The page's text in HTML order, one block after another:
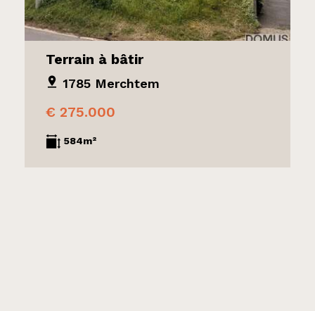
Terrain à bâtir
1785 Merchtem
€ 275.000
584m²